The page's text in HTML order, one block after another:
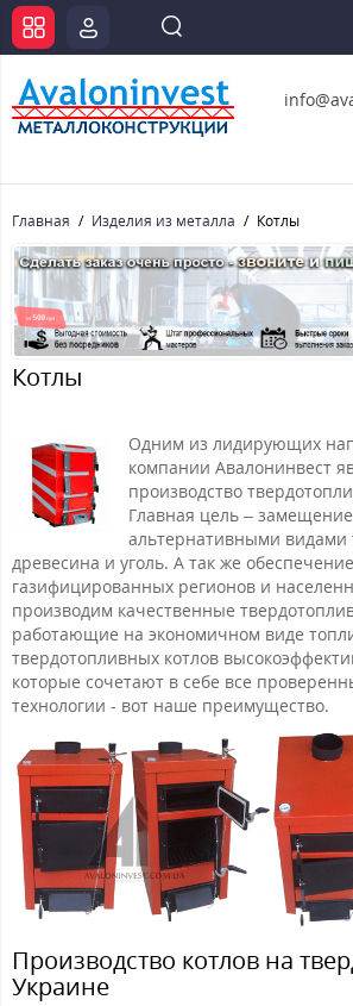
Главная Изделия из металла Котлы
Котлы
Одним из лидирующих
компании Авалонинвест
производство
Главная цель –
альтернативными видами
древесина и уголь. А так же
газифицированных регионов и
производим качественные
работающие на экономичном виде
твердотопливных котлов
которые сочетают в себе все
технологии - вот наше преимущество.
Производство котлов на
Украине